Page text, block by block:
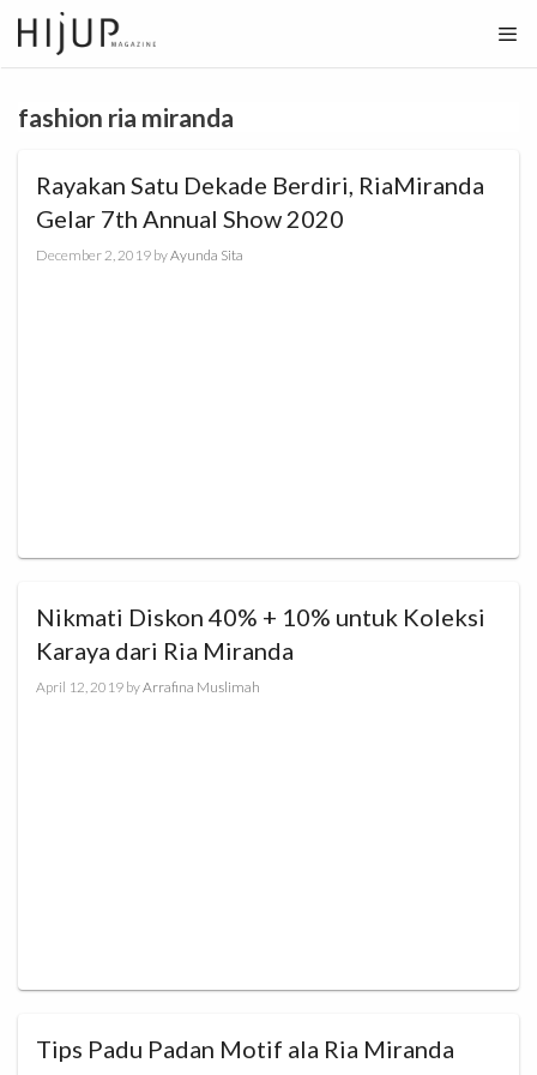
Skip
to
content
fashion ria miranda
Rayakan Satu Dekade Berdiri, RiaMiranda
Gelar 7th Annual Show 2020
December 2, 2019 byAyunda Sita
Nikmati Diskon 40% + 10% untuk Koleksi
Karaya dari Ria Miranda
April 12, 2019 byArrafina Muslimah
Tips Padu Padan Motif ala Ria Miranda